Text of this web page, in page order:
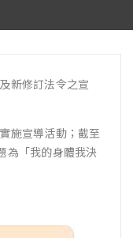
新修訂法令之宣
施宣導活動；截至
為「我的身體我決